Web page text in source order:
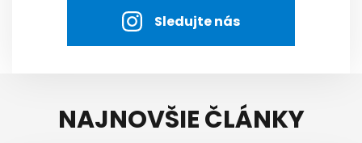
Sledujte nás
NAJNOVŠIE ČLÁNKY